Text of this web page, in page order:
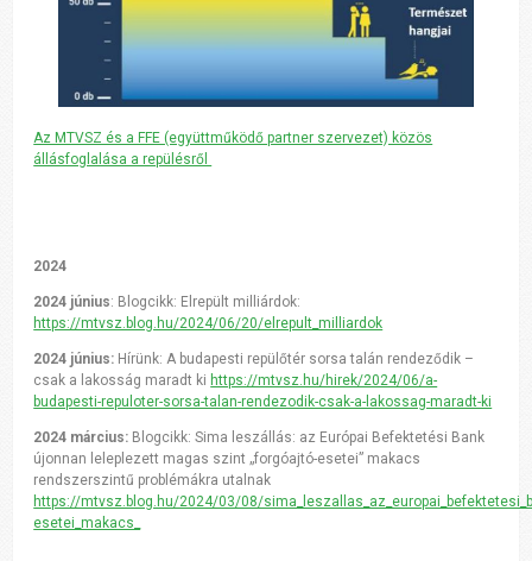
Az MTVSZ és a FFE (együttműködő partner szervezet) közös
állásfoglalása a repülésről
2024
2024 június: Blogcikk: Elrepült milliárdok:
https://mtvsz.blog.hu/2024/06/20/elrepult_milliardok
2024 június: Hírünk: A budapesti repülőtér sorsa talán rendeződik –
csak a lakosság maradt ki https://mtvsz.hu/hirek/2024/06/a-
budapesti-repuloter-sorsa-talan-rendezodik-csak-a-lakossag-maradt-ki
2024 március: Blogcikk: Sima leszállás: az Európai Befektetési Bank
újonnan leleplezett magas szint „forgóajtó-esetei” makacs
rendszerszintű problémákra utalnak
https://mtvsz.blog.hu/2024/03/08/
esetei_makacs_